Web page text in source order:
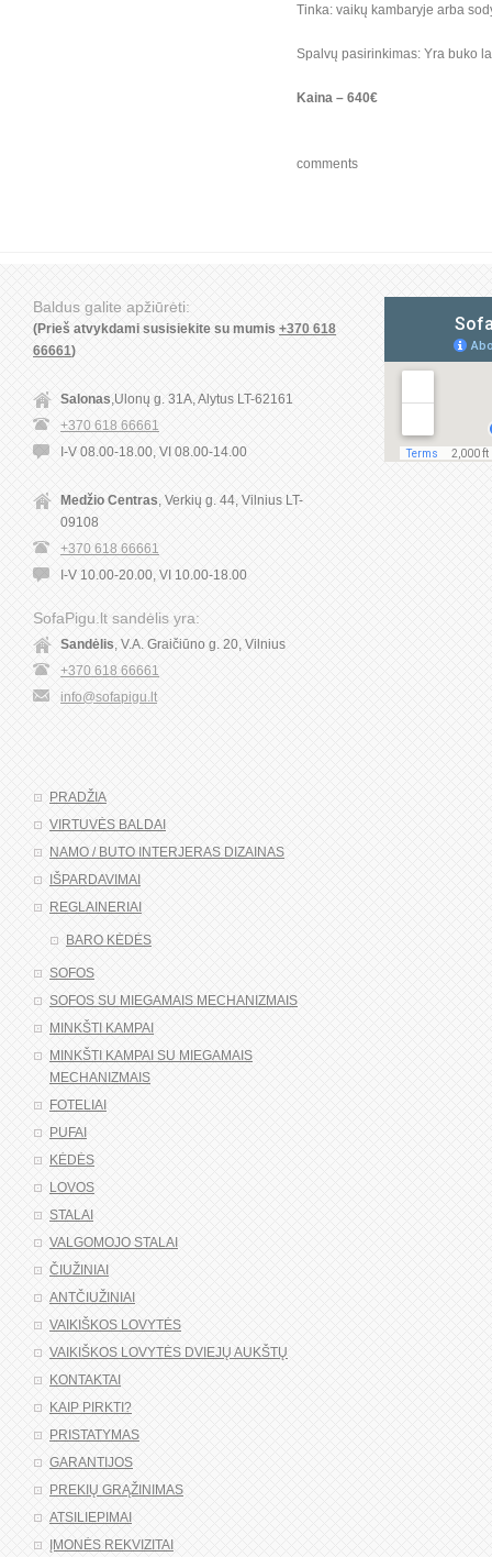
Tinka: vaikų kambaryje arba
Spalvų pasirinkimas: Yra buko
Kaina – 640€
comments
Baldus galite apžiūrėti:
(Prieš atvykdami susisiekite su mumis +370 618
66661)
Salonas ,Ulonų g. 31A, Alytus LT-62161
+370 618 66661
I-V 08.00-18.00, VI 08.00-14.00
Medžio Centras , Verkių g. 44, Vilnius LT-
09108
+370 618 66661
I-V 10.00-20.00, VI 10.00-18.00
SofaPigu.lt sandėlis yra:
Sandėlis , V.A. Graičiūno g. 20, Vilnius
+370 618 66661
info@sofapigu.lt
PRADŽIA
VIRTUVĖS BALDAI
NAMO / BUTO INTERJERAS DIZAINAS
IŠPARDAVIMAI
REGLAINERIAI
BARO KĖDĖS
SOFOS
SOFOS SU MIEGAMAIS MECHANIZMAIS
MINKŠTI KAMPAI
MINKŠTI KAMPAI SU MIEGAMAIS
MECHANIZMAIS
FOTELIAI
PUFAI
KĖDĖS
LOVOS
STALAI
VALGOMOJO STALAI
ČIUŽINIAI
ANTČIUŽINIAI
VAIKIŠKOS LOVYTĖS
VAIKIŠKOS LOVYTĖS DVIEJŲ AUKŠTŲ
KONTAKTAI
KAIP PIRKTI?
PRISTATYMAS
GARANTIJOS
PREKIŲ GRĄŽINIMAS
ATSILIEPIMAI
ĮMONĖS REKVIZITAI